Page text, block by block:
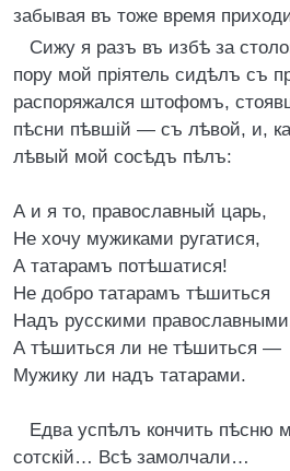
забывая въ тоже время
Сижу я разъ въ избѣ за
пору мой пріятель сидѣлъ съ
распоряжался штофомъ,
пѣсни пѣвшій — съ лѣвой, и,
лѣвый мой сосѣдъ пѣлъ:
А и я то, православный царь,
Не хочу мужиками ругатися,
А татарамъ потѣшатися!
Не добро татарамъ тѣшиться
Надъ русскими
А тѣшиться ли не тѣшиться —
Мужику ли надъ татарами.
Едва успѣлъ кончить пѣсню
сотскій… Всѣ замолчали…